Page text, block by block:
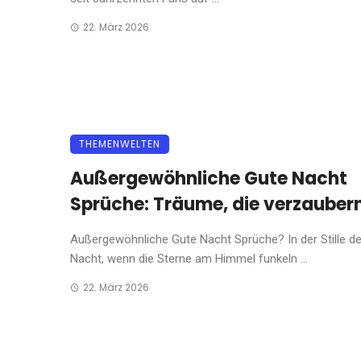
22. März 2026
THEMENWELTEN
Außergewöhnliche Gute Nacht
Sprüche: Träume, die
Außergewöhnliche Gute Nacht Sprüche? In der Stille
Nacht, wenn die Sterne am Himmel funkeln ...
22. März 2026